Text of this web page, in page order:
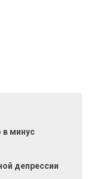
в минус
депрессии